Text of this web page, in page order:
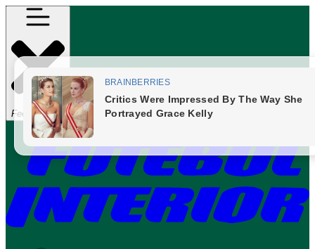
Fechar Menu